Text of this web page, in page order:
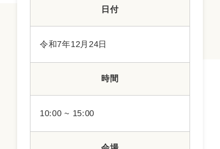
日付
令和7年12月24日
時間
10:00 ~ 15:00